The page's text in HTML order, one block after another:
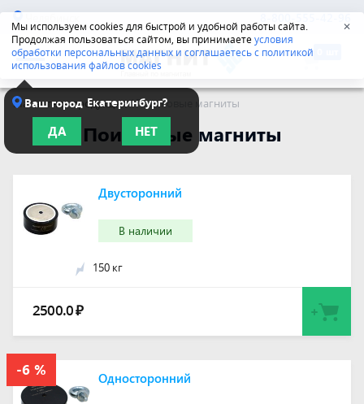
Мы используем cookies для быстрой и удобной работы сайта.
Продолжая пользоваться сайтом, вы принимаетеусловия
обработки персональных данных и соглашаетесь с политикой
использования файлов cookies
✕
Челябинск 8-800-555-42-96
Ваш город Екатеринбург?
ДА НЕТ
Магнитная продукция/Поисковые магниты
Поисковые магниты
В наличии
Двусторонний
150 кг
2500.0₽
Односторонний